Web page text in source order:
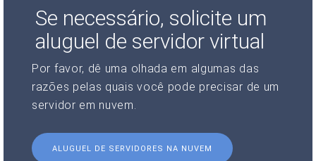
Se necessário, solicite um
aluguel de servidor virtual
Por favor, dê uma olhada em algumas das
razões pelas quais você pode precisar de um
servidor em nuvem.
ALUGUEL DE SERVIDORES NA NUVEM